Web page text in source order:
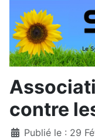
contre
DétailsPublié le : 29